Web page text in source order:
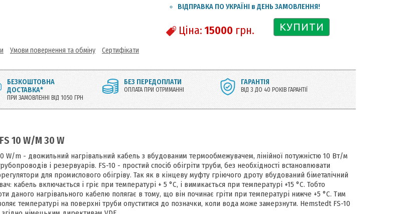
ВІДПРАВКА ПО УКРАЇНІ в ДЕНЬ ЗАМОВЛЕННЯ!
Ціна: 15000 грн. КУПИТИ
Умови повернення та обміну Сертифікати
БЕЗКОШТОВНА
ДОСТАВКА*
ПРИ ЗАМОВЛЕННІ ВІД 1050 ГРН
БЕЗ ПЕРЕДОПЛАТИ
ОПЛАТА ПРИ ОТРИМАННІ
ГАРАНТІЯ
ВІД 3 ДО 40 РОКІВ ГАРАНТІЇ
10 W/M 30 W
W/m - двожильний нагрівальний кабель з вбудованим термообмежувачем, лінійної потужністю 10 Вт/м
і резервуарів. FS-10 - простий спосіб обігріти труби, без необхідності встановлювати
для промислового обігріву. Так як в кінцеву муфту гріючого дроту вбудований біметалічний
кабель включається і гріє при температурі + 5 °C, і вимикається при температурі +15 °C. Тобто
даного нагрівального кабелю полягає в тому, що він починає гріти при температурі нижче +5 °C. Тим
температурі на поверхні труби опуститися до позначки, коли вода може замерзнути. Hemstedt FS-10